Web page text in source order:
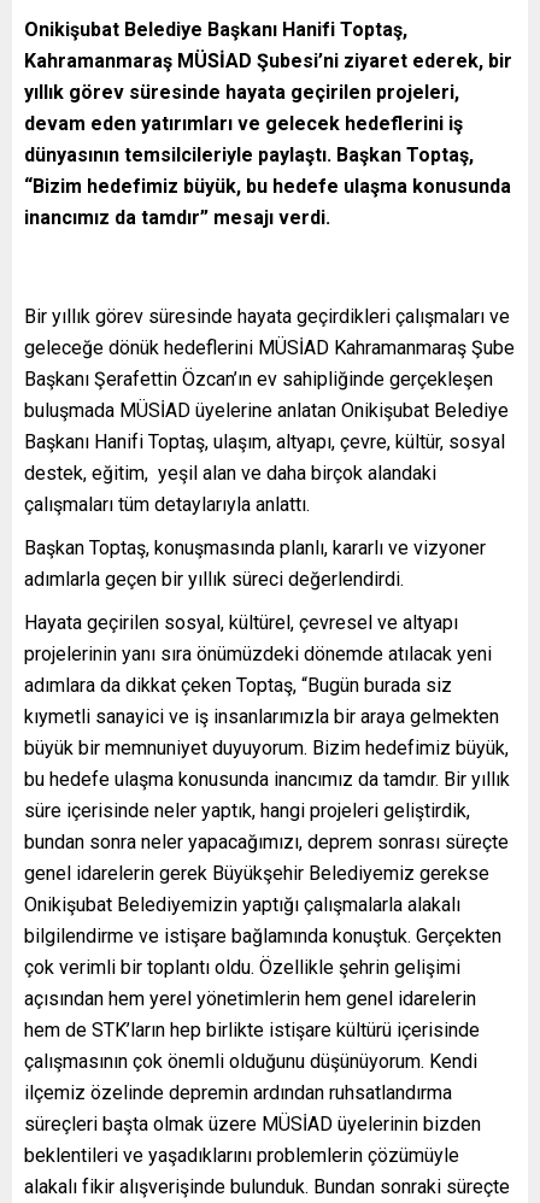
Onikişubat Belediye Başkanı Hanifi Toptaş,
Kahramanmaraş MÜSİAD Şubesi’ni ziyaret ederek, bir
yıllık görev süresinde hayata geçirilen projeleri,
devam eden yatırımları ve gelecek hedeflerini iş
dünyasının temsilcileriyle paylaştı. Başkan Toptaş,
“Bizim hedefimiz büyük, bu hedefe ulaşma konusunda
inancımız da tamdır” mesajı verdi.
Bir yıllık görev süresinde hayata geçirdikleri çalışmaları ve
geleceğe dönük hedeflerini MÜSİAD Kahramanmaraş Şube
Başkanı Şerafettin Özcan’ın ev sahipliğinde gerçekleşen
buluşmada MÜSİAD üyelerine anlatan Onikişubat Belediye
Başkanı Hanifi Toptaş, ulaşım, altyapı, çevre, kültür, sosyal
destek, eğitim, yeşil alan ve daha birçok alandaki
çalışmaları tüm detaylarıyla anlattı.
Başkan Toptaş, konuşmasında planlı, kararlı ve vizyoner
adımlarla geçen bir yıllık süreci değerlendirdi.
Hayata geçirilen sosyal, kültürel, çevresel ve altyapı
projelerinin yanı sıra önümüzdeki dönemde atılacak yeni
adımlara da dikkat çeken Toptaş, “Bugün burada siz
kıymetli sanayici ve iş insanlarımızla bir araya gelmekten
büyük bir memnuniyet duyuyorum. Bizim hedefimiz büyük,
bu hedefe ulaşma konusunda inancımız da tamdır. Bir yıllık
süre içerisinde neler yaptık, hangi projeleri geliştirdik,
bundan sonra neler yapacağımızı, deprem sonrası süreçte
genel idarelerin gerek Büyükşehir Belediyemiz gerekse
Onikişubat Belediyemizin yaptığı çalışmalarla alakalı
bilgilendirme ve istişare bağlamında konuştuk. Gerçekten
çok verimli bir toplantı oldu. Özellikle şehrin gelişimi
açısından hem yerel yönetimlerin hem genel idarelerin
hem de STK’ların hep birlikte istişare kültürü içerisinde
çalışmasının çok önemli olduğunu düşünüyorum. Kendi
ilçemiz özelinde depremin ardından ruhsatlandırma
süreçleri başta olmak üzere MÜSİAD üyelerinin bizden
beklentileri ve yaşadıklarını problemlerin çözümüyle
alakalı fikir alışverişinde bulunduk. Bundan sonraki süreçte